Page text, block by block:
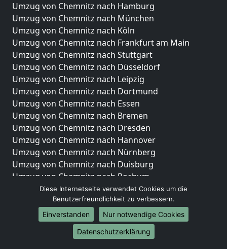
Umzug von Chemnitz nach Hamburg
Umzug von Chemnitz nach München
Umzug von Chemnitz nach Köln
Umzug von Chemnitz nach Frankfurt am Main
Umzug von Chemnitz nach Stuttgart
Umzug von Chemnitz nach Düsseldorf
Umzug von Chemnitz nach Leipzig
Umzug von Chemnitz nach Dortmund
Umzug von Chemnitz nach Essen
Umzug von Chemnitz nach Bremen
Umzug von Chemnitz nach Dresden
Umzug von Chemnitz nach Hannover
Umzug von Chemnitz nach Nürnberg
Umzug von Chemnitz nach Duisburg
Umzug von Chemnitz nach Bochum
Umzug von Chemnitz nach Wuppertal
Umzug von Chemnitz nach Bielefeld
Umzug von Chemnitz nach Bonn
Umzug von Chemnitz nach Münster
Diese Internetseite verwendet Cookies um die
Benutzerfreundlichkeit zu verbessern.
Einverstanden
Nur notwendige Cookies
Datenschutzerklärung